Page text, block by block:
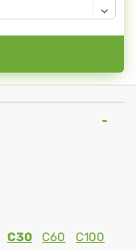
C30 C60
C100